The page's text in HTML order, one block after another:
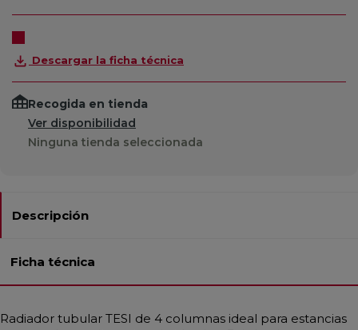
Descargar la ficha técnica
Recogida en tienda
Ver disponibilidad
Ninguna tienda seleccionada
Descripción
Ficha técnica
Radiador tubular TESI de 4 columnas ideal para estancias